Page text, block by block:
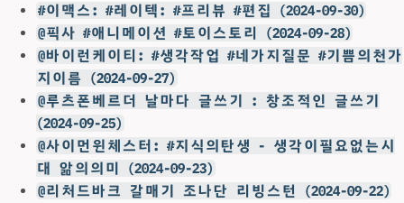
#이맥스: #레이텍: #프리뷰 #편집 (2024-09-30)
@픽사 #애니메이션 #토이스토리 (2024-09-28)
@바이런케이티: #생각작업 #네가지질문 #기쁨의천가
지이름 (2024-09-27)
@루츠폰베르더 날마다 글쓰기 : 창조적인 글쓰기
(2024-09-25)
@사이먼윈체스터: #지식의탄생 - 생각이필요없는시
대 앎의의미 (2024-09-23)
@리처드바크 갈매기 조나단 리빙스턴 (2024-09-22)